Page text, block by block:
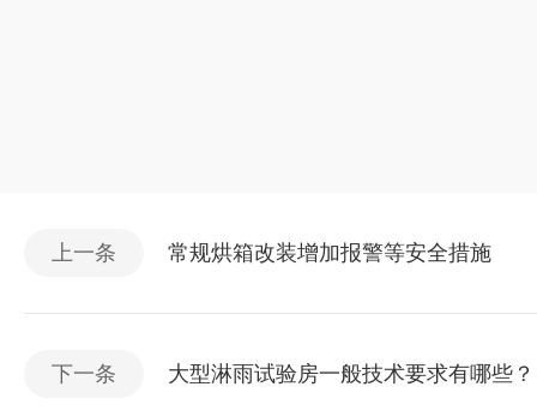
上一条 常规烘箱改装增加报警等安全措施
下一条 大型淋雨试验房一般技术要求有哪些？